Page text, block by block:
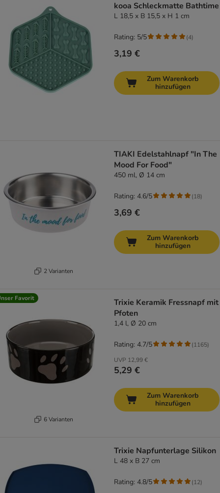
kooa Schleckmatte Bathtime
L 18,5 x B 15,5 x H 1 cm
3,19 €
Rating: 5/5 (4)
Zum Warenkorb
hinzufügen
2 Varianten
TIAKI Edelstahlnapf "In The
Mood For Food"
450 ml, Ø 14 cm
3,69 €
Rating: 4.6/5 (18)
Zum Warenkorb
hinzufügen
Favorit
6 Varianten
Trixie Keramik Fressnapf mit
Pfoten
1,4 l, Ø 20 cm
UVP 12,99 €
5,29 €
Rating: 4.7/5 (1165)
Zum Warenkorb
hinzufügen
Trixie Napfunterlage Silikon
L 48 x B 27 cm
Rating: 4.8/5 (12)